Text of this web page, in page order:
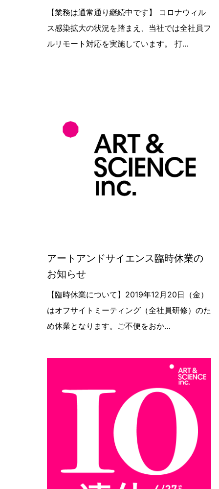
【業務は通常通り継続中です】 コロナウィル
ス感染拡大の状況を踏まえ、当社では全社員フ
ルリモート対応を実施しています。 打…
アートアンドサイエンス臨時休業の
お知らせ
【臨時休業について】2019年12月20
【臨時休業について】2019年12月20日（金）
はオフサイトミーティング（全社員研修）のた
め休業となります。ご不便をおか…